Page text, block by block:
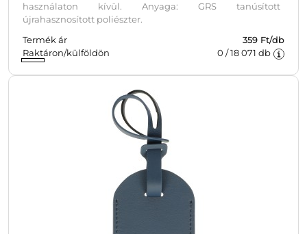
használaton kívül. Anyaga: GRS tanúsított
újrahasznosított poliészter.
Termék ár
359 Ft/db
Raktáron/külföldön
0 /18 071 db